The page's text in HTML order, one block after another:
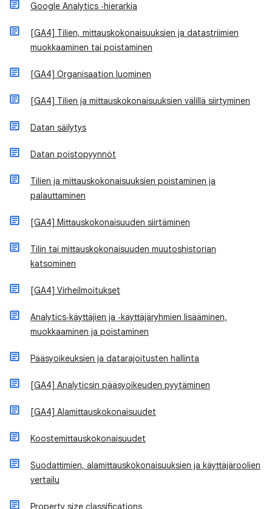
Google Analytics ‑hierarkia
[GA4] Tilien, mittauskokonaisuuksien ja datastriimien
muokkaaminen tai poistaminen
[GA4] Organisaation luominen
[GA4] Tilien ja mittauskokonaisuuksien välillä siirtyminen
Datan säilytys
Datan poistopyynnöt
Tilien ja mittauskokonaisuuksien poistaminen ja
palauttaminen
[GA4] Mittauskokonaisuuden siirtäminen
Tilin tai mittauskokonaisuuden muutoshistorian
katsominen
[GA4] Virheilmoitukset
Analytics‑käyttäjien ja ‑käyttäjäryhmien lisääminen,
muokkaaminen ja poistaminen
Pääsyoikeuksien ja datarajoitusten hallinta
[GA4] Analyticsin pääsyoikeuden pyytäminen
[GA4] Alamittauskokonaisuudet
Koostemittauskokonaisuudet
Suodattimien, alamittauskokonaisuuksien ja käyttäjäroolien
vertailu
Property size classifications